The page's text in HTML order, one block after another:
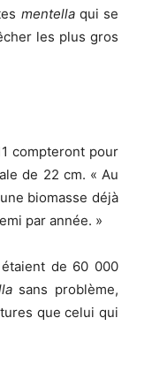
mentellaqui se
les plus gros
compteront pour
de 22 cm. « Au
biomasse déjà
par année. »
de 60 000
sans problème,
que celui qui